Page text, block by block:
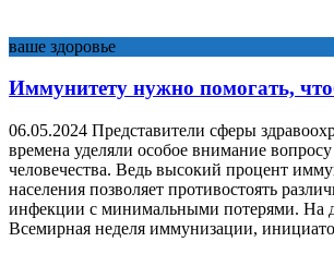
ваше здоровье
Иммунитету нужно помогать,
06.05.2024 Представители сферы
времена уделяли особое внимание
человечества. Ведь высокий процент
населения позволяет противостоять
инфекции с минимальными потерями. На
Всемирная неделя иммунизации,